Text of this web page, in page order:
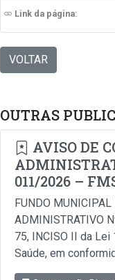
Link da página:
VOLTAR
OUTRAS
AVISO DE
011/2026 –
FUNDO MUNICIPAL
ADMINISTRATIVO
75, INCISO II da
Saúde, em